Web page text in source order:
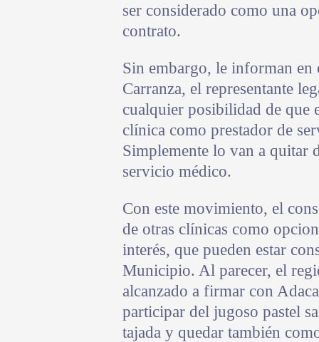
ser considerado como una
contrato.
Sin embargo, le informan
Carranza, el representante
cualquier posibilidad de que
clínica como prestador de
Simplemente lo van a quitar
servicio médico.
Con este movimiento, el
de otras clínicas como
interés, que pueden estar
Municipio. Al parecer, el
alcanzado a firmar con
participar del jugoso pastel
tajada y quedar también